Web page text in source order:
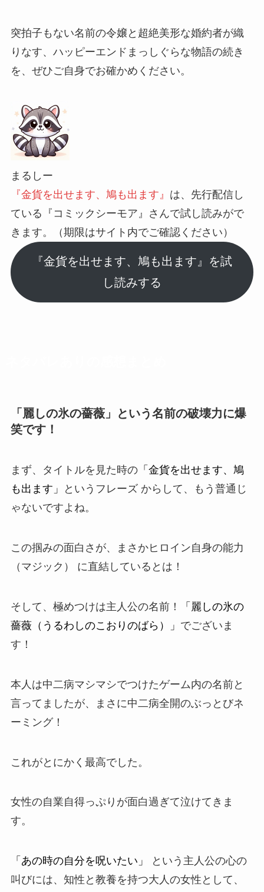
突拍子もない名前の令嬢と超絶美形な婚約者が織
りなす、ハッピーエンドまっしぐらな物語の続き
を、ぜひご自身でお確かめください。
まるしー
『金貨を出せます、鳩も出ます』 は、先行配信し
ている『コミックシーモア』さんで試し読みがで
きます。
（期限はサイト内でご確認ください）
『金貨を出せます、鳩も出ます』を試
し読みする
「麗しの氷の薔薇」という名前の破壊力に爆
笑です！
まず、タイトルを見た時の「金貨を出せます、鳩
も出ます」
というフレーズ からして、もう普通じ
ゃないですよね。
この掴みの面白さが、まさかヒロイン自身の能力
（マジック） に直結しているとは！
そして、極めつけは主人公の名前！
「麗しの氷の
薔薇（うるわしのこおりのばら）」 でございま
す！
本人は中二病マシマシでつけたゲーム内の名前と
言ってましたが、まさに中二病全開のぶっとびネ
ーミング！
これがとにかく最高でした。
女性の自業自得っぷりが面白過ぎて泣けてきま
す。
「あの時の自分を呪いたい」
という主人公の心の
叫びには、知性と教養を持つ大人の女性として、